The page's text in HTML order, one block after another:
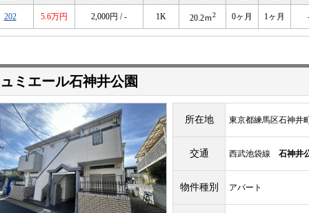
202 5.6万円 2,000円 / - 1K 20.2ｍ2 0ヶ月 1ヶ月
ミエール石神井公園
所在地 東京都練馬区石神井
交通 西武池袋線 石神井
物件種別 アパート